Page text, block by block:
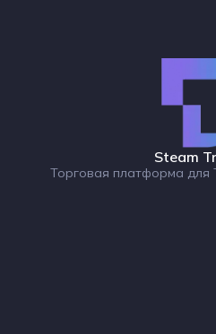
Steam
Торговая платформа для